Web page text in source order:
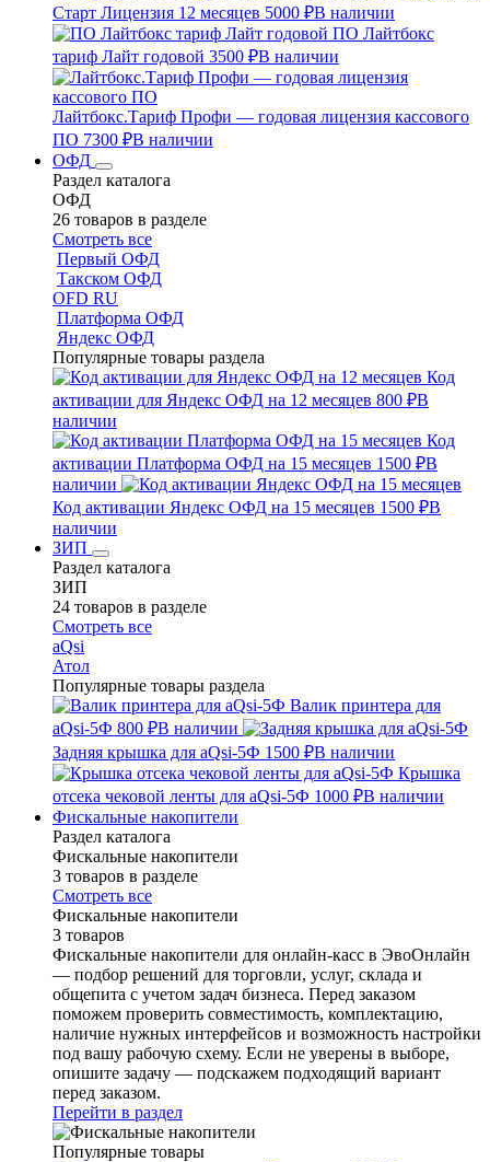
Старт Лицензия 12 месяцев 5000 ₽В наличии
ПО Лайтбокс
тариф Лайт годовой 3500 ₽В наличии
Лайтбокс.Тариф Профи — годовая лицензия кассового
ПО 7300 ₽В наличии
ОФД
Раздел каталога
ОФД
26 товаров в разделе
Смотреть все
Первый ОФД
Такском ОФД
OFD RU
Платформа ОФД
Яндекс ОФД
Популярные товары раздела
Код
активации для Яндекс ОФД на 12 месяцев 800 ₽В
наличии
Код
активации Платформа ОФД на 15 месяцев 1500 ₽В
наличии
Код активации Яндекс ОФД на 15 месяцев 1500 ₽В
наличии
ЗИП
Раздел каталога
ЗИП
24 товаров в разделе
Смотреть все
aQsi
Атол
Популярные товары раздела
Валик принтера для
aQsi-5Ф 800 ₽В наличии
Задняя крышка для aQsi-5Ф 1500 ₽В наличии
Крышка
отсека чековой ленты для aQsi-5Ф 1000 ₽В наличии
Фискальные накопители
Раздел каталога
Фискальные накопители
3 товаров в разделе
Смотреть все
Фискальные накопители
3 товаров
Фискальные накопители для онлайн-касс в ЭвоОнлайн
— подбор решений для торговли, услуг, склада и
общепита с учетом задач бизнеса. Перед заказом
поможем проверить совместимость, комплектацию,
наличие нужных интерфейсов и возможность настройки
под вашу рабочую схему. Если не уверены в выборе,
опишите задачу — подскажем подходящий вариант
перед заказом.
Перейти в раздел
Популярные товары